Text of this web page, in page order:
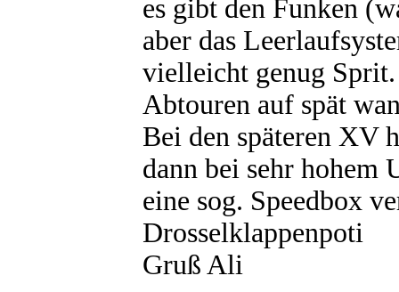
es gibt den Funken
aber das
vielleicht genug
Abtouren auf spät
Bei den späteren XV
dann bei sehr hohem
eine sog. Speedbox
Drosselklappenpoti
Gruß Ali